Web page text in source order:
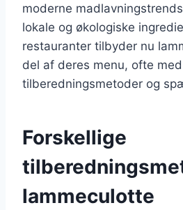
moderne
lokale og økologiske
restauranter tilbyder nu
del af deres menu, ofte
tilberedningsmetoder og
Forskellige
lammeculotte